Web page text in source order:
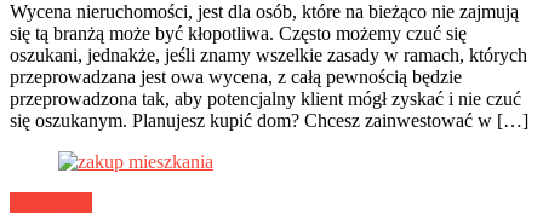
jak
nie
dać
się
oszukać?
Wycena nieruchomości, jest dla osób, które na bieżąco nie zajmują
się tą branżą może być kłopotliwa. Często możemy czuć się
oszukani, jednakże, jeśli znamy wszelkie zasady w ramach, których
przeprowadzana jest owa wycena, z całą pewnością będzie
przeprowadzona tak, aby potencjalny klient mógł zyskać i nie czuć
się oszukanym. Planujesz kupić dom? Chcesz zainwestować w […]